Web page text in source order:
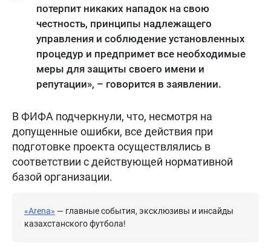
потерпит никаких нападок на свою
честность, принципы надлежащего
управления и соблюдение установленных
процедур и предпримет все необходимые
меры для защиты своего имени и
репутации», – говорится в заявлении.
В ФИФА подчеркнули, что, несмотря на
допущенные ошибки, все действия при
подготовке проекта осуществлялись в
соответствии с действующей нормативной
базой организации.
«Arena» — главные события, эксклюзивы и инсайды
казахстанского футбола!